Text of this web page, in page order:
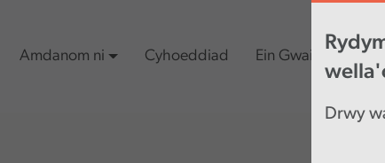
Drwy
Amdanom ni Cyhoeddiad Ein Gwaith